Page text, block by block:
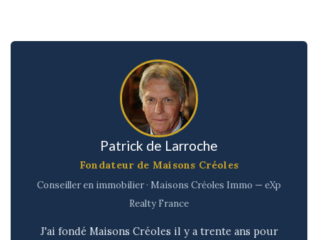
Patrick de Larroche
Fondateur de Maisons Créoles
Conseiller en immobilier · Maisons Créoles Immo — eXp
Realty France
J'ai fondé Maisons Créoles il y a trente ans pour